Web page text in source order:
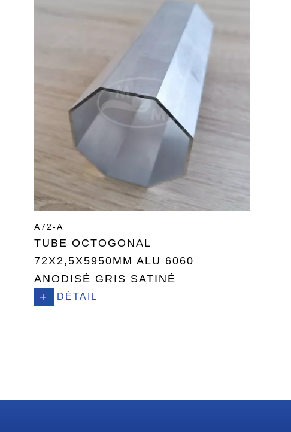
A72-A
TUBE OCTOGONAL
72X2,5X5950MM ALU 6060
ANODISÉ GRIS SATINÉ
+ DÉTAIL